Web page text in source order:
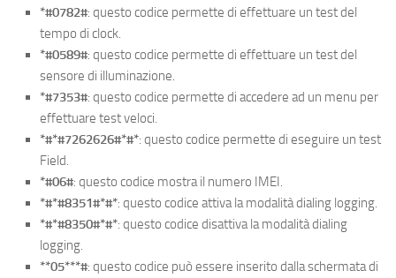
*#0782#: questo codice permette di effettuare un test del
tempo di clock.
*#0589#: questo codice permette di effettuare un test del
sensore di illuminazione.
*#7353#: questo codice permette di accedere ad un menu per
effettuare test veloci.
*#*#7262626#*#*: questo codice permette di eseguire un test
Field.
*#06#: questo codice mostra il numero IMEI.
*#*#8351#*#*: questo codice attiva la modalità dialing logging.
*#*#8350#*#*: questo codice disattiva la modalità dialing
logging.
**05***#: questo codice può essere inserito dalla schermata di